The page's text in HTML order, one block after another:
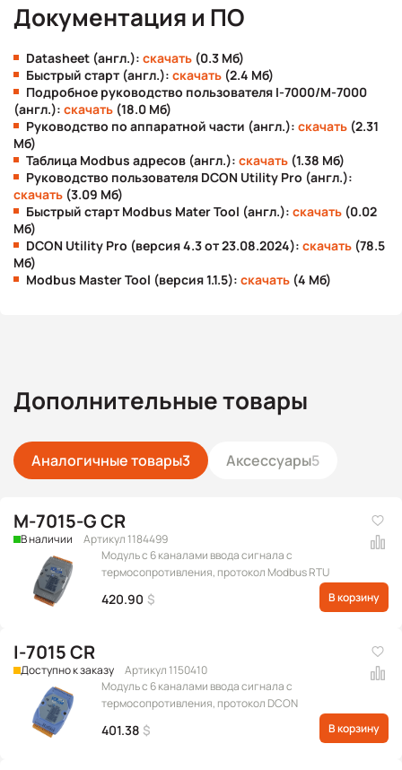
Документация и ПО
Datasheet (англ.): скачать (0.3 Мб)
Быстрый старт (англ.): скачать (2.4 Мб)
Подробное руководство пользователя I-7000/M-7000
(англ.): скачать (18.0 Мб)
Руководство по аппаратной части (англ.): скачать (2.31
Мб)
Таблица Modbus адресов (англ.): скачать (1.38 Мб)
Руководство пользователя DCON Utility Pro (англ.):
скачать (3.09 Мб)
Быстрый старт Modbus Mater Tool (англ.): скачать (0.02
Мб)
DCON Utility Pro (версия 4.3 от 23.08.2024): скачать (78.5
Мб)
Modbus Master Tool (версия 1.1.5): скачать (4 Мб)
Дополнительные товары
Аналогичные товары3 Аксессуары5
M-7015-G CR
В наличии
Артикул 1184499
Модуль с 6 каналами ввода сигнала с
термосопротивления, протокол Modbus RTU
420.90 $ В корзину
I-7015 CR
Доступно к заказу
Артикул 1150410
Модуль с 6 каналами ввода сигнала с
термосопротивления, протокол DCON
401.38 $ В корзину